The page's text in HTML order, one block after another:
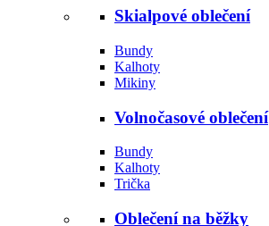
Skialpové oblečení
Bundy
Kalhoty
Mikiny
Volnočasové oblečení
Bundy
Kalhoty
Trička
Oblečení na běžky